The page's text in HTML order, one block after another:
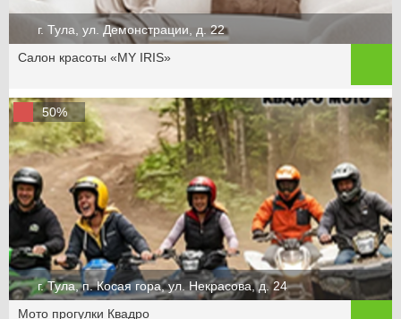
г. Тула, ул. Демонстрации, д. 22
Салон красоты «MY IRIS»
50%
г. Тула, п. Косая гора, ул. Некрасова, д. 24
Мото прогулки Квадро